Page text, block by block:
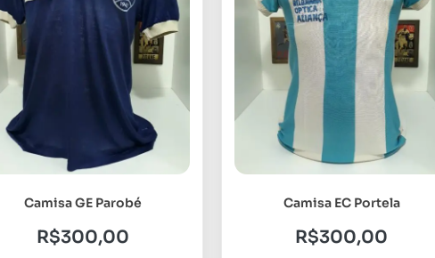
Camisa GE Parobé
R$300,00
Camisa EC Portela
R$300,00